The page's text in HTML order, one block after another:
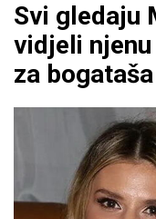
Svi gledaju
vidjeli
za bogataša